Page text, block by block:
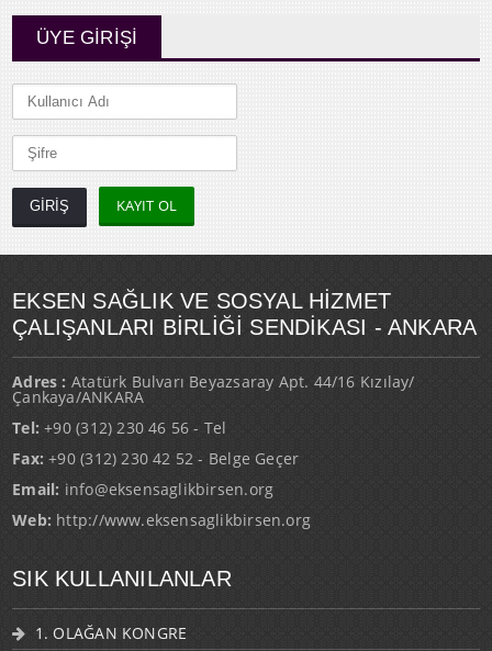
ÜYE GİRİŞİ
KAYIT OL
EKSEN SAĞLIK VE SOSYAL HİZMET
ÇALIŞANLARI BİRLİĞİ SENDİKASI - ANKARA
Adres : Atatürk Bulvarı Beyazsaray Apt. 44/16 Kızılay/
Çankaya/ANKARA
Tel: +90 (312) 230 46 56 - Tel
Fax: +90 (312) 230 42 52 - Belge Geçer
Email: info@eksensaglikbirsen.org
Web: http://www.eksensaglikbirsen.org
SIK KULLANILANLAR
1. OLAĞAN KONGRE